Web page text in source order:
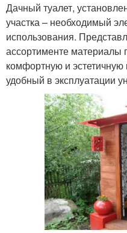
Дачный туалет,
участка – необходимый
использования.
ассортименте материалы
комфортную и эстетичную
удобный в эксплуатации